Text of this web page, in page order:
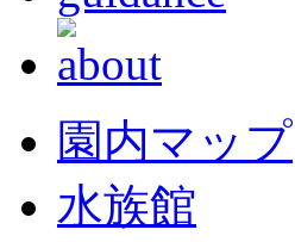
園内マップ
水族館